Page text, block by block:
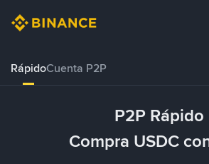
RápidoCuenta P2P
P2P Rápido
Compra USDC